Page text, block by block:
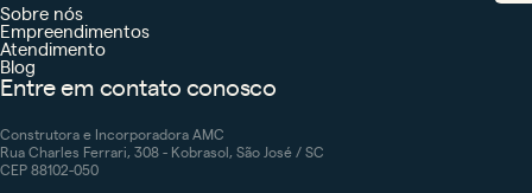
Entre em contato conosco
Construtora e Incorporadora AMC
Rua Charles Ferrari, 308 - Kobrasol, São José / SC
CEP 88102-050
Sobre nós
Empreendimentos
Atendimento
Blog